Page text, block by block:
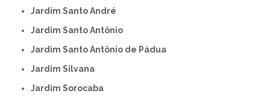
Jardim Santo André
Jardim Santo Antônio
Jardim Santo Antônio de Pádua
Jardim Silvana
Jardim Sorocaba